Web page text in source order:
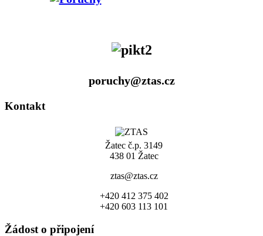
poruchy@ztas.cz
Kontakt
Žatec č.p. 3149
438 01 Žatec
ztas@ztas.cz
+420 412 375 402
+420 603 113 101
Žádost o připojení